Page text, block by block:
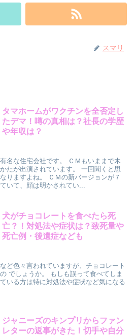
スマリ
タマホームがワクチンを全否定し
たデマ！噂の真相は？社長の学歴
や年収は？
名な住宅会社です。 ＣＭもいままで木
たが出演されています。 一回聞くと思
りますよね。 ＣＭの新バージョンが７
いて、顔は明かされてい...
犬がチョコレートを食べたら死
亡？！対処法や症状は？致死量や
死亡例・後遺症なども
ど色々言われていますが、チョコレート
でしょうか。 もしも誤って食べてしま
いる方は特に対処法や症状など気になる
ジャニーズのキンプリからファン
レターの返事がきた！切手や自分